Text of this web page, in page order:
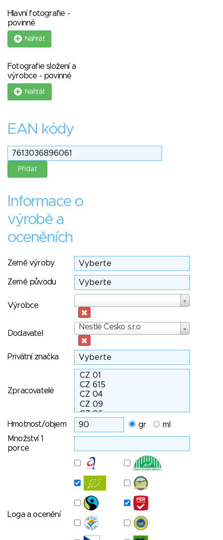
Hlavní fotografie -
povinné
Nahrát
Fotografie složení a
výrobce - povinné
Nahrát
EAN kódy
Informace o
výrobě a
oceněních
Země výroby
Země původu
Výrobce
Dodavatel
Nestlé Česko s.r.o
Dodavatel
Privátní značka
Zpracovatelé
Hmotnost/objem gr
ml
Množství 1
porce
Loga a ocenění